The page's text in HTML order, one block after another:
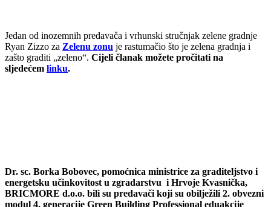
Jedan od inozemnih predavača i vrhunski stručnjak zelene gradnje
Ryan Zizzo za Zelenu zonu je rastumačio što je zelena gradnja i
zašto graditi „zeleno“. Cijeli članak možete pročitati na
sljedećem linku.
Dr. sc. Borka Bobovec, pomoćnica ministrice za graditeljstvo i
energetsku učinkovitost u zgradarstvu i Hrvoje Kvasnička,
BRICMORE d.o.o. bili su predavači koji su obilježili 2. obvezni
modul 4. generacije Green Building Professional eduakcije